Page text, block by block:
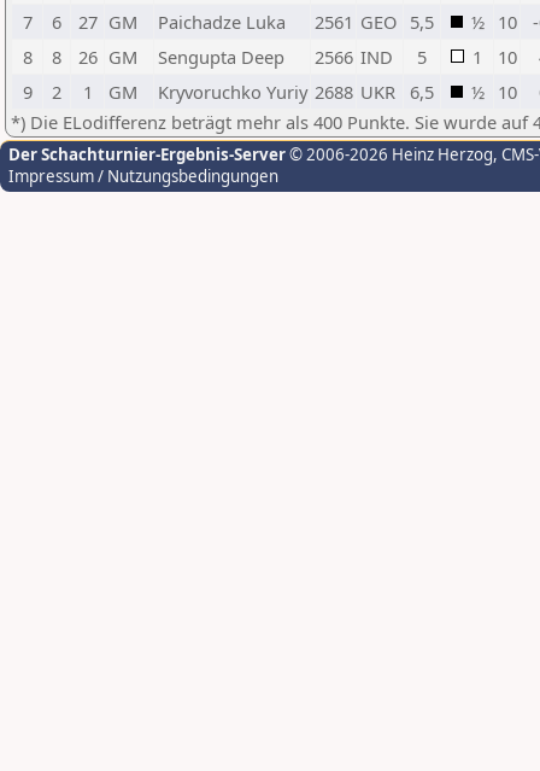
7
6 27 GM Paichadze Luka 2561 GEO 5,5 ½ 10
8
8 26 GM Sengupta Deep 2566 IND 5 1 10
9
2 1 GM Kryvoruchko Yuriy 2688 UKR 6,5 ½ 10
*) Die ELodifferenz beträgt mehr als 400 Punkte. Sie wurde auf
Der Schachturnier-Ergebnis-Server© 2006-2026 Heinz Herzog,
Impressum / Nutzungsbedingungen